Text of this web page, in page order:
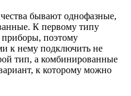
бывают однофазные,
К первому типу
поэтому
к нему подключить не
тип, а комбинированные
к которому можно